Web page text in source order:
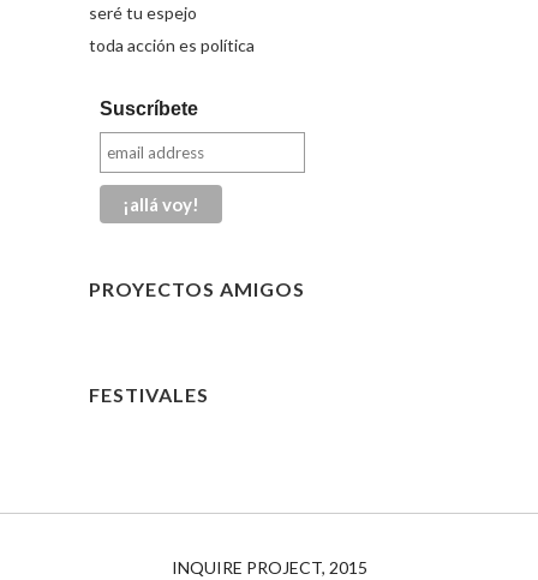
seré tu espejo
toda acción es política
Suscríbete
PROYECTOS AMIGOS
FESTIVALES
INQUIRE PROJECT, 2015